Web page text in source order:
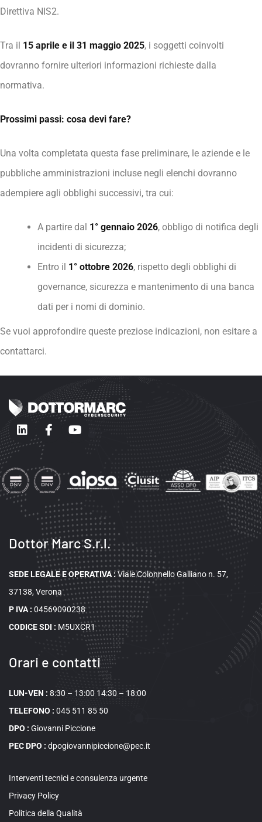
Direttiva NIS2.
Tra il 15 aprile e il 31 maggio 2025, i soggetti coinvolti
dovranno fornire ulteriori informazioni richieste dalla
normativa.
Prossimi passi: cosa devi fare?
Una volta completata questa fase preliminare, le aziende e le
pubbliche amministrazioni incluse negli elenchi dovranno
adempiere agli obblighi successivi, tra cui:
A partire dal 1° gennaio 2026, obbligo di notifica degli
incidenti di sicurezza;
Entro il 1° ottobre 2026, rispetto degli obblighi di
governance, sicurezza e mantenimento di una banca
dati per i nomi di dominio.
Se vuoi approfondire queste preziose indicazioni, non esitare a
contattarci.
Dottor Marc S.r.l.
SEDE LEGALE E OPERATIVA:Viale Colonnello Galliano n. 57,
37138, Verona
P IVA : 04569090238
CODICE SDI : M5UXCR1
Orari e contatti
LUN-VEN : 8:30 – 13:00 14:30 – 18:00
TELEFONO : 045 511 85 50
DPO : Giovanni Piccione
PEC DPO : dpogiovannipiccione@pec.it
Interventi tecnici e consulenza urgente
Privacy Policy
Politica della Qualità